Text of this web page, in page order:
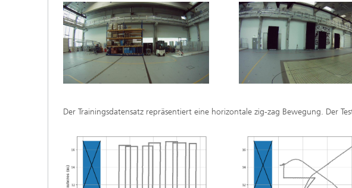
Der Trainingsdatensatz repräsentiert eine horizontale zig-zag Bewegung. Der